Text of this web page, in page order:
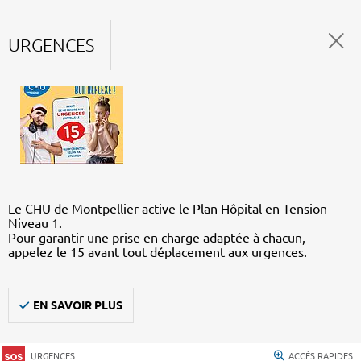
URGENCES
Le CHU de Montpellier active le Plan Hôpital en Tension –
Niveau 1.
Pour garantir une prise en charge adaptée à chacun,
appelez le 15 avant tout déplacement aux urgences.
EN SAVOIR PLUS
URGENCES ACCÈS RAPIDES